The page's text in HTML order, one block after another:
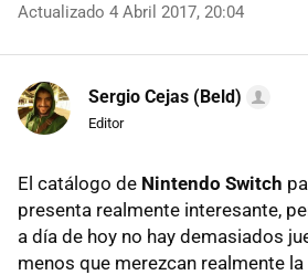
Actualizado 4 Abril 2017, 20:04
Sergio Cejas (Beld)
Editor
El catálogo de Nintendo Switch
presenta realmente interesante,
a día de hoy no hay demasiados
menos que merezcan realmente